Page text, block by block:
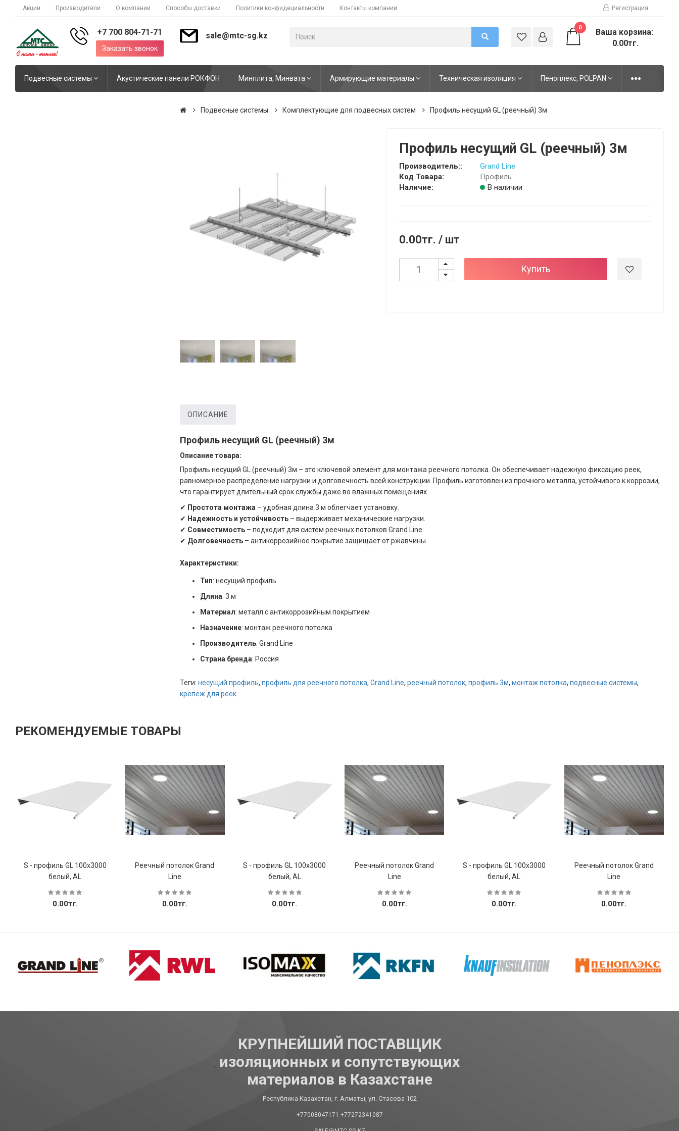
Акции Производители О компании Способы доставки Политики конфидециальности Контакты компании Регистрация
+7 700 804-71-71
Заказать звонок
sale@mtc-sg.kz
0
Ваша корзина:
0.00тг.
Подвесные системы Акустические панели РОКФОН Минплита, Минвата Армирующие материалы Техническая изоляция Пеноплекс, POLPAN
Подвесные системы Комплектующие для подвесных систем Профиль несущий GL (реечный) 3м
Профиль несущий GL (реечный) 3м
Производитель::
Grand Line
Код Товара:
Профиль
Наличие:
В наличии
0.00тг. / шт
Купить
ОПИСАНИЕ
Профиль несущий GL (реечный) 3м
Описание товара:
Профиль несущий GL (реечный) 3м – это ключевой элемент для монтажа реечного потолка. Он обеспечивает надежную фиксацию реек,
равномерное распределение нагрузки и долговечность всей конструкции. Профиль изготовлен из прочного металла, устойчивого к коррозии,
что гарантирует длительный срок службы даже во влажных помещениях.
✔ Простота монтажа – удобная длина 3 м облегчает установку.
✔ Надежность и устойчивость – выдерживает механические нагрузки.
✔ Совместимость – подходит для систем реечных потолков Grand Line.
✔ Долговечность – антикоррозийное покрытие защищает от ржавчины.
Характеристики:
Тип: несущий профиль
Длина: 3 м
Материал: металл с антикоррозийным покрытием
Назначение: монтаж реечного потолка
Производитель: Grand Line
Страна бренда: Россия
Теги: несущий профиль, профиль для реечного потолка, Grand Line, реечный потолок, профиль 3м, монтаж потолка, подвесные системы,
крепеж для реек
РЕКОМЕНДУЕМЫЕ ТОВАРЫ
S - профиль GL 100х3000
белый, AL
0.00тг.
Реечный потолок Grand
Line
0.00тг.
S - профиль GL 100х3000
белый, AL
0.00тг.
Реечный потолок Grand
Line
0.00тг.
S - профиль GL 100х3000
белый, AL
0.00тг.
Реечный потолок Grand
Line
0.00тг.
КРУПНЕЙШИЙ ПОСТАВЩИК
изоляционных и сопутствующих
материалов в Казахстане
Республика Казахстан, г. Алматы, ул. Стасова 102
+77008047171 +77272341087